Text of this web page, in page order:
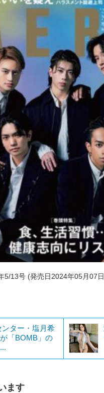
5/13号 (発売日2024年05月07
ター・塩月希
「BOMB」の
ます